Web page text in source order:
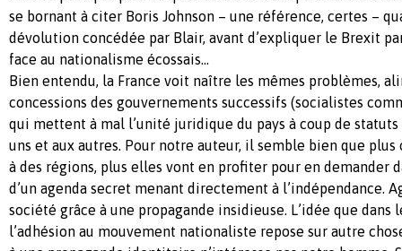
se bornant à citer Boris Johnson – une référence, certes –
dévolution concédée par Blair, avant d’expliquer le Brexit
face au nationalisme écossais…
Bien entendu, la France voit naître les mêmes problèmes,
concessions des gouvernements successifs (socialistes
qui mettent à mal l’unité juridique du pays à coup de
uns et aux autres. Pour notre auteur, il semble bien que plus
à des régions, plus elles vont en profiter pour en demander
d’un agenda secret menant directement à l’indépendance.
société grâce à une propagande insidieuse. L’idée que dans
l’adhésion au mouvement nationaliste repose sur autre